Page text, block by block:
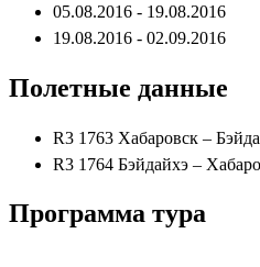
05.08.2016 - 19.08.2016
19.08.2016 - 02.09.2016
Полетные данные
R3 1763 Хабаровск –
R3 1764 Бэйдайхэ –
Программа тура